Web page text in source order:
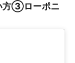
方③ローポニ